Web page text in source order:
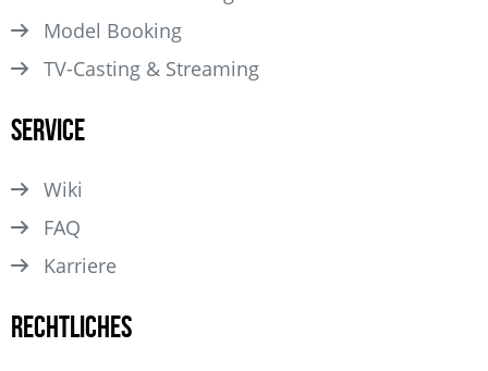
Model Booking
TV-Casting & Streaming
Service
Wiki
FAQ
Karriere
Rechtliches